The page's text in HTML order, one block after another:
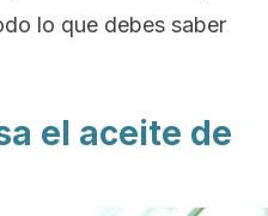
lo que debes saber
el aceite de